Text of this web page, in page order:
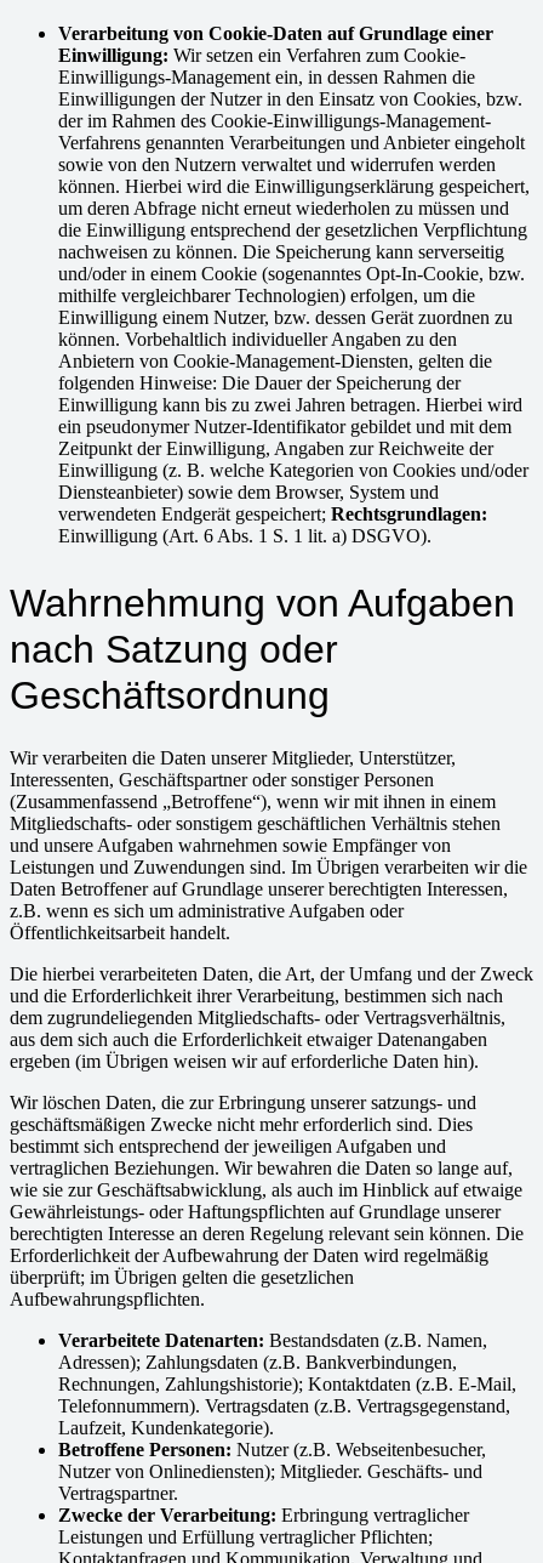
Verarbeitung von Cookie-Daten auf Grundlage einer
Einwilligung: Wir setzen ein Verfahren zum Cookie-
Einwilligungs-Management ein, in dessen Rahmen die
Einwilligungen der Nutzer in den Einsatz von Cookies, bzw.
der im Rahmen des Cookie-Einwilligungs-Management-
Verfahrens genannten Verarbeitungen und Anbieter eingeholt
sowie von den Nutzern verwaltet und widerrufen werden
können. Hierbei wird die Einwilligungserklärung gespeichert,
um deren Abfrage nicht erneut wiederholen zu müssen und
die Einwilligung entsprechend der gesetzlichen Verpflichtung
nachweisen zu können. Die Speicherung kann serverseitig
und/oder in einem Cookie (sogenanntes Opt-In-Cookie, bzw.
mithilfe vergleichbarer Technologien) erfolgen, um die
Einwilligung einem Nutzer, bzw. dessen Gerät zuordnen zu
können. Vorbehaltlich individueller Angaben zu den
Anbietern von Cookie-Management-Diensten, gelten die
folgenden Hinweise: Die Dauer der Speicherung der
Einwilligung kann bis zu zwei Jahren betragen. Hierbei wird
ein pseudonymer Nutzer-Identifikator gebildet und mit dem
Zeitpunkt der Einwilligung, Angaben zur Reichweite der
Einwilligung (z. B. welche Kategorien von Cookies und/oder
Diensteanbieter) sowie dem Browser, System und
verwendeten Endgerät gespeichert; Rechtsgrundlagen:
Einwilligung (Art. 6 Abs. 1 S. 1 lit. a) DSGVO).
Wahrnehmung von Aufgaben
nach Satzung oder
Geschäftsordnung
Wir verarbeiten die Daten unserer Mitglieder, Unterstützer,
Interessenten, Geschäftspartner oder sonstiger Personen
(Zusammenfassend „Betroffene“), wenn wir mit ihnen in einem
Mitgliedschafts- oder sonstigem geschäftlichen Verhältnis stehen
und unsere Aufgaben wahrnehmen sowie Empfänger von
Leistungen und Zuwendungen sind. Im Übrigen verarbeiten wir die
Daten Betroffener auf Grundlage unserer berechtigten Interessen,
z.B. wenn es sich um administrative Aufgaben oder
Öffentlichkeitsarbeit handelt.
Die hierbei verarbeiteten Daten, die Art, der Umfang und der Zweck
und die Erforderlichkeit ihrer Verarbeitung, bestimmen sich nach
dem zugrundeliegenden Mitgliedschafts- oder Vertragsverhältnis,
aus dem sich auch die Erforderlichkeit etwaiger Datenangaben
ergeben (im Übrigen weisen wir auf erforderliche Daten hin).
Wir löschen Daten, die zur Erbringung unserer satzungs- und
geschäftsmäßigen Zwecke nicht mehr erforderlich sind. Dies
bestimmt sich entsprechend der jeweiligen Aufgaben und
vertraglichen Beziehungen. Wir bewahren die Daten so lange auf,
wie sie zur Geschäftsabwicklung, als auch im Hinblick auf etwaige
Gewährleistungs- oder Haftungspflichten auf Grundlage unserer
berechtigten Interesse an deren Regelung relevant sein können. Die
Erforderlichkeit der Aufbewahrung der Daten wird regelmäßig
überprüft; im Übrigen gelten die gesetzlichen
Aufbewahrungspflichten.
Verarbeitete Datenarten: Bestandsdaten (z.B. Namen,
Adressen); Zahlungsdaten (z.B. Bankverbindungen,
Rechnungen, Zahlungshistorie); Kontaktdaten (z.B. E-Mail,
Telefonnummern). Vertragsdaten (z.B. Vertragsgegenstand,
Laufzeit, Kundenkategorie).
Betroffene Personen: Nutzer (z.B. Webseitenbesucher,
Nutzer von Onlinediensten); Mitglieder. Geschäfts- und
Vertragspartner.
Zwecke der Verarbeitung: Erbringung vertraglicher
Leistungen und Erfüllung vertraglicher Pflichten;
Kontaktanfragen und Kommunikation. Verwaltung und